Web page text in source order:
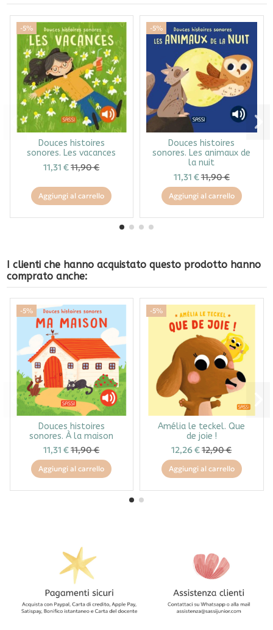
-5%
Douces histoires
sonores. Les vacances
11,31 €11,90 €
Aggiungi al carrello
-5%
Douces histoires
sonores. Les animaux de
la nuit
11,31 €11,90 €
Aggiungi al carrello
I clienti che hanno acquistato questo prodotto hanno
comprato anche:
-5%
Douces histoires
sonores. À la maison
11,31 €11,90 €
Aggiungi al carrello
-5%
Amélia le teckel. Que
de joie !
12,26 €12,90 €
Aggiungi al carrello